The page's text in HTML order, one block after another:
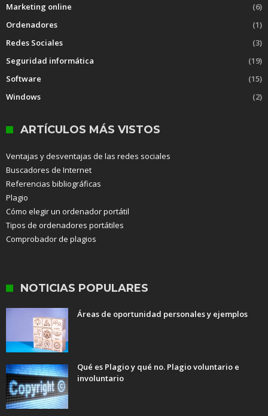
Marketing online
(6)
Ordenadores
(1)
Redes Sociales
(3)
Seguridad informática
(19)
Software
(15)
Windows
(2)
ARTÍCULOS MÁS VISTOS
Ventajas y desventajas de las redes sociales
Buscadores de Internet
Referencias bibliográficas
Plagio
Cómo elegir un ordenador portátil
Tipos de ordenadores portátiles
Comprobador de plagios
NOTICIAS POPULARES
Áreas de oportunidad personales y ejemplos
Qué es Plagio y qué no. Plagio voluntario e
involuntario